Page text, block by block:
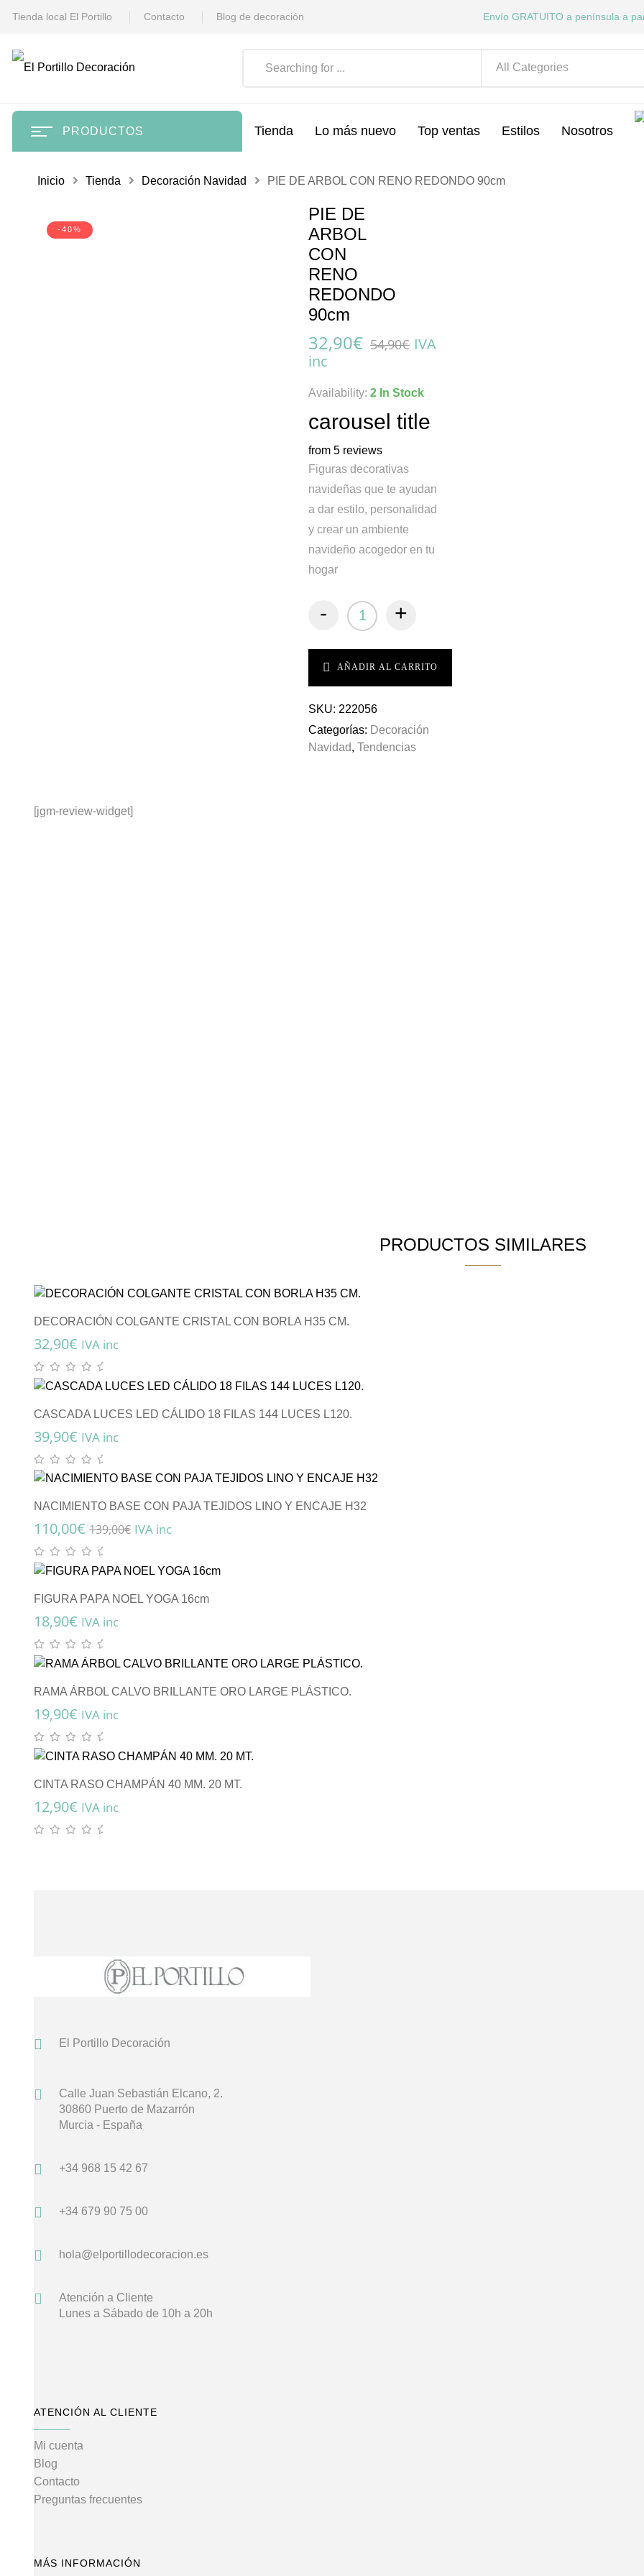
Tienda local El Portillo Contacto Blog de decoración Envío GRATUITO a península a
PRODUCTOS Tienda Lo más nuevo Top ventas Estilos Nosotros
Inicio Tienda Decoración Navidad PIE DE ARBOL CON RENO REDONDO 90cm
-40%
PIE DE
ARBOL
CON
RENO
REDONDO
90cm
54,90€
32,90€
IVA
inc
Availability: 2 In Stock
carousel title
from 5 reviews
Figuras decorativas
navideñas que te ayudan
a dar estilo, personalidad
y crear un ambiente
navideño acogedor en tu
hogar
- +
AÑADIR AL CARRITO
SKU: 222056
Categorías: Decoración
Navidad, Tendencias
[jgm-review-widget]
PRODUCTOS SIMILARES
DECORACIÓN COLGANTE CRISTAL CON BORLA H35 CM.
32,90€ IVA inc
CASCADA LUCES LED CÁLIDO 18 FILAS 144 LUCES L120.
39,90€ IVA inc
NACIMIENTO BASE CON PAJA TEJIDOS LINO Y ENCAJE H32
139,00€
110,00€ IVA inc
FIGURA PAPA NOEL YOGA 16cm
18,90€ IVA inc
RAMA ÁRBOL CALVO BRILLANTE ORO LARGE PLÁSTICO.
19,90€ IVA inc
CINTA RASO CHAMPÁN 40 MM. 20 MT.
12,90€ IVA inc
El Portillo Decoración
Calle Juan Sebastián Elcano, 2.
30860 Puerto de Mazarrón
Murcia - España
+34 968 15 42 67
+34 679 90 75 00
hola@elportillodecoracion.es
Atención a Cliente
Lunes a Sábado de 10h a 20h
ATENCIÓN AL CLIENTE
Mi cuenta
Blog
Contacto
Preguntas frecuentes
MÁS INFORMACIÓN